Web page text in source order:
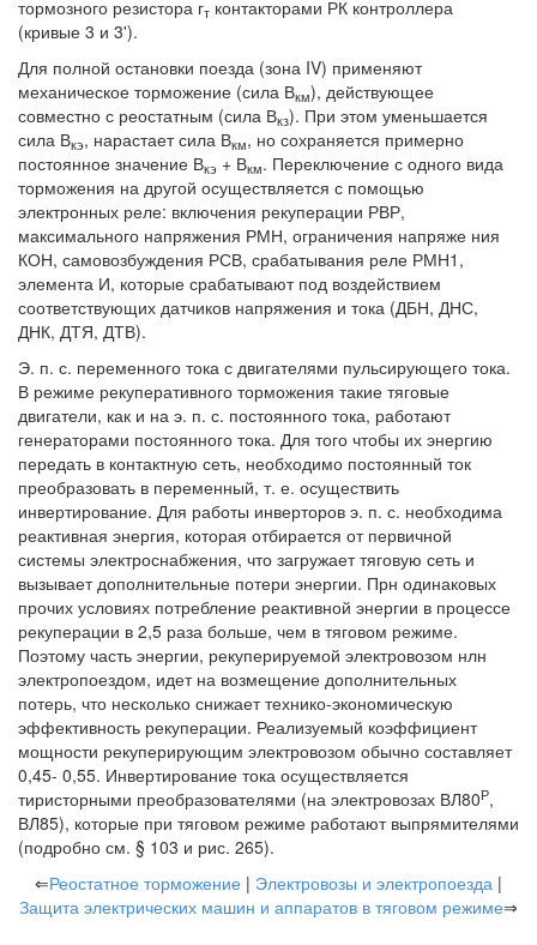
тормозного резистора гт контакторами РК контроллера
(кривые 3 и 3').
Для полной остановки поезда (зона IV) применяют
механическое торможение (сила Вкм), действующее
совместно с реостатным (сила Вкз). При этом уменьшается
сила Вкэ, нарастает сила Вкм, но сохраняется примерно
постоянное значение Вкэ + Вкм. Переключение с одного вида
торможения на другой осуществляется с помощью
электронных реле: включения рекуперации РВР,
максимального напряжения РМН, ограничения напряже ния
КОН, самовозбуждения РСВ, срабатывания реле РМН1,
элемента И, которые срабатывают под воздействием
соответствующих датчиков напряжения и тока (ДБН, ДНС,
ДНК, ДТЯ, ДТВ).
Э. п. с. переменного тока с двигателями пульсирующего тока.
В режиме рекуперативного торможения такие тяговые
двигатели, как и на э. п. с. постоянного тока, работают
генераторами постоянного тока. Для того чтобы их энергию
передать в контактную сеть, необходимо постоянный ток
преобразовать в переменный, т. е. осуществить
инвертирование. Для работы инверторов э. п. с. необходима
реактивная энергия, которая отбирается от первичной
системы электроснабжения, что загружает тяговую сеть и
вызывает дополнительные потери энергии. Прн одинаковых
прочих условиях потребление реактивной энергии в процессе
рекуперации в 2,5 раза больше, чем в тяговом режиме.
Поэтому часть энергии, рекуперируемой электровозом нлн
электропоездом, идет на возмещение дополнительных
потерь, что несколько снижает технико-экономическую
эффективность рекуперации. Реализуемый коэффициент
мощности рекуперирующим электровозом обычно составляет
0,45- 0,55. Инвертирование тока осуществляется
тиристорными преобразователями (на электровозах ВЛ80Р,
ВЛ85), которые при тяговом режиме работают выпрямителями
(подробно см. § 103 и рис. 265).
⇐Реостатное торможение | Электровозы и электропоезда |
Защита электрических машин и аппаратов в тяговом режиме⇒